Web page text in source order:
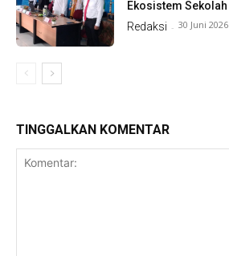
Ekosistem Sekolah
Redaksi - 30 Juni 2026
TINGGALKAN KOMENTAR